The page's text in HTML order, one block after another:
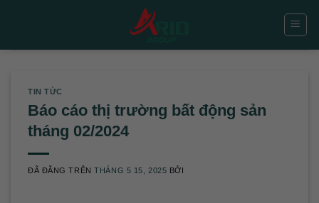
TIN TỨC
Báo cáo thị trường bất động sản
tháng 02/2024
ĐÃ ĐĂNG TRÊNTHÁNG 5 15, 2025 BỞI